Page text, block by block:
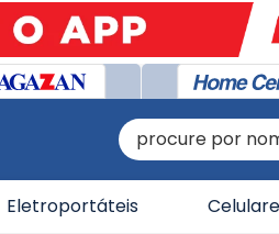
procure por
Eletroportáteis